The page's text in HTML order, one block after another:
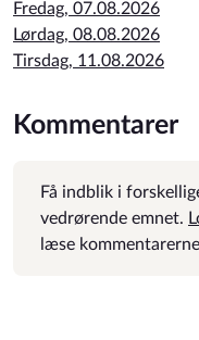
Fredag, 07.08.2026
Lørdag, 08.08.2026
Tirsdag, 11.08.2026
Kommentarer
Få indblik i
vedrørende emnet.
læse